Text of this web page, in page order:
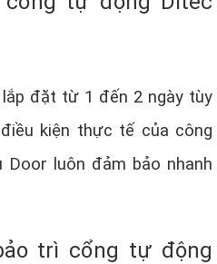
đặt từ 1 đến 2 ngày tùy
kiện thực tế của công
luôn đảm bảo nhanh
trì cổng tự động